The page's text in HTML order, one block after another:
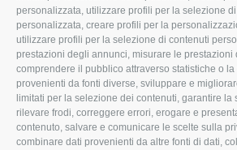
personalizzata, utilizzare profili per la selezione
personalizzata, creare profili per la
utilizzare profili per la selezione di contenuti
prestazioni degli annunci, misurare le prestazioni
comprendere il pubblico attraverso statistiche o
provenienti da fonti diverse, sviluppare e
limitati per la selezione dei contenuti, garantire la
rilevare frodi, correggere errori, erogare e
contenuto, salvare e comunicare le scelte sulla
combinare dati provenienti da altre fonti di dati,
Missione e Progetto
Organigramma aziendale
I Nostri Servizi
Uffici della Sede provinciale
Le Sedi di Zona
Agricoltori S.r.l.